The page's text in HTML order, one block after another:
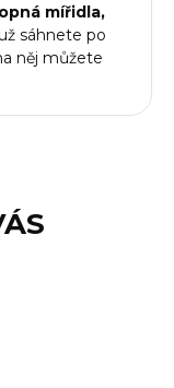
mířidla,
sáhnete po
něj můžete